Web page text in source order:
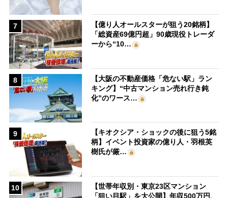
7
【億り人オールスターが狙う20銘柄】
「総資産69億円超」90歳現役トレーダ
ーから“10…
8
【大阪の不動産価格「危ない駅」ラン
キング】“中古マンション売れ行き鈍
化”のワース…
9
【キオクシア・ショックの後に狙う5銘
柄】イベント投資家の億り人・羽根英
樹氏が厳…
10
【世帯年収別・東京23区マンション
「狙い目駅」を大公開】年収500万円、